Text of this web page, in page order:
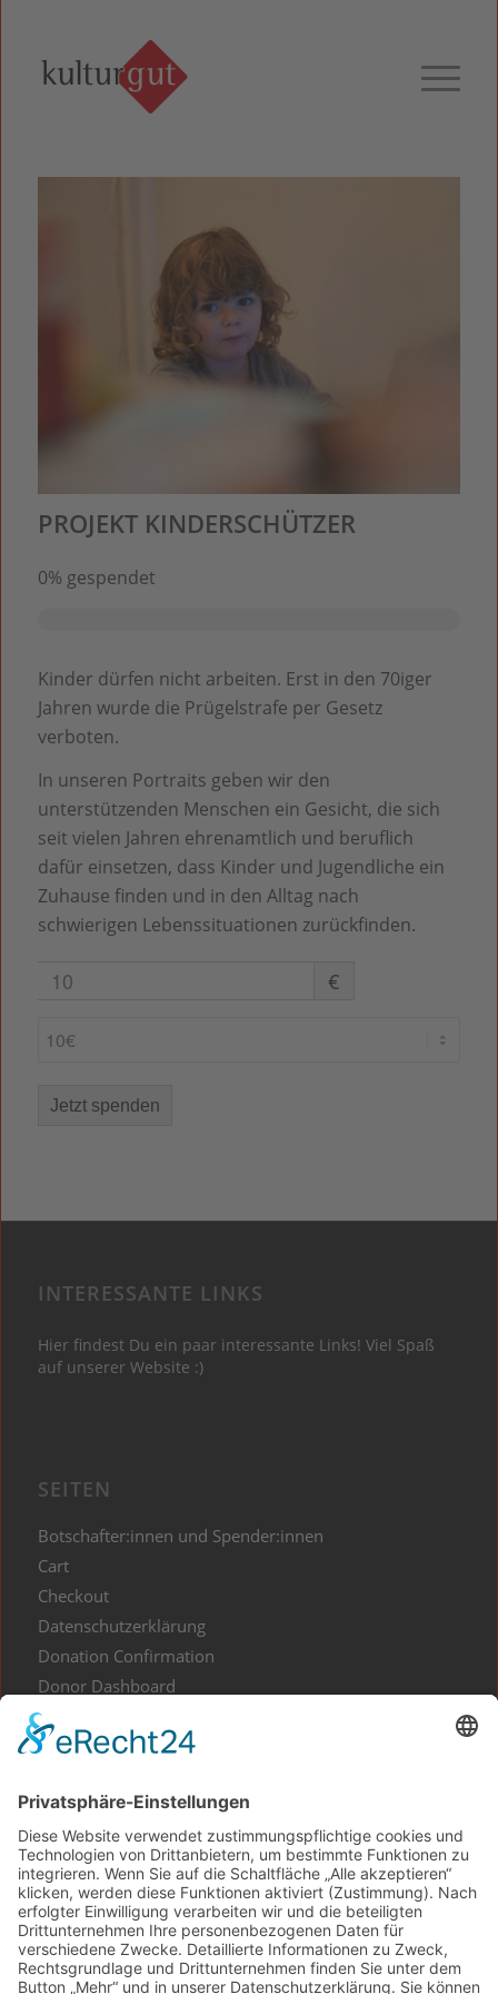
PROJEKT KINDERSCHÜTZER
0% gespendet
Kinder dürfen nicht arbeiten. Erst in den 70iger
Jahren wurde die Prügelstrafe per Gesetz
verboten.
In unseren Portraits geben wir den
unterstützenden Menschen ein Gesicht, die sich
seit vielen Jahren ehrenamtlich und beruflich
dafür einsetzen, dass Kinder und Jugendliche ein
Zuhause finden und in den Alltag nach
schwierigen Lebenssituationen zurückfinden.
€
Jetzt spenden
INTERESSANTE LINKS
Hier findest Du ein paar interessante Links! Viel Spaß
auf unserer Website :)
SEITEN
Botschafter:innen und Spender:innen
Cart
Checkout
Datenschutzerklärung
Donation Confirmation
Donor Dashboard
Events
Gesundes aus Kunst und Kultur
Impressum
Kontakt
My Account
Projekt Waldliebe
Projekte spenden
Shop
Spenden Informationen